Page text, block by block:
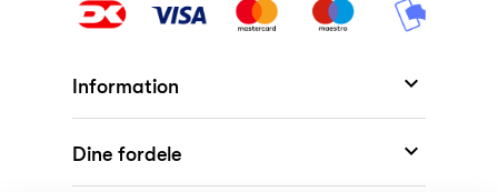
Information 
Dine fordele 